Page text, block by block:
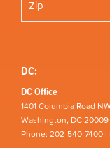
DC:
DC Office
1401 Columbia Road
Washington, DC 20009
Phone: 202-540-7400